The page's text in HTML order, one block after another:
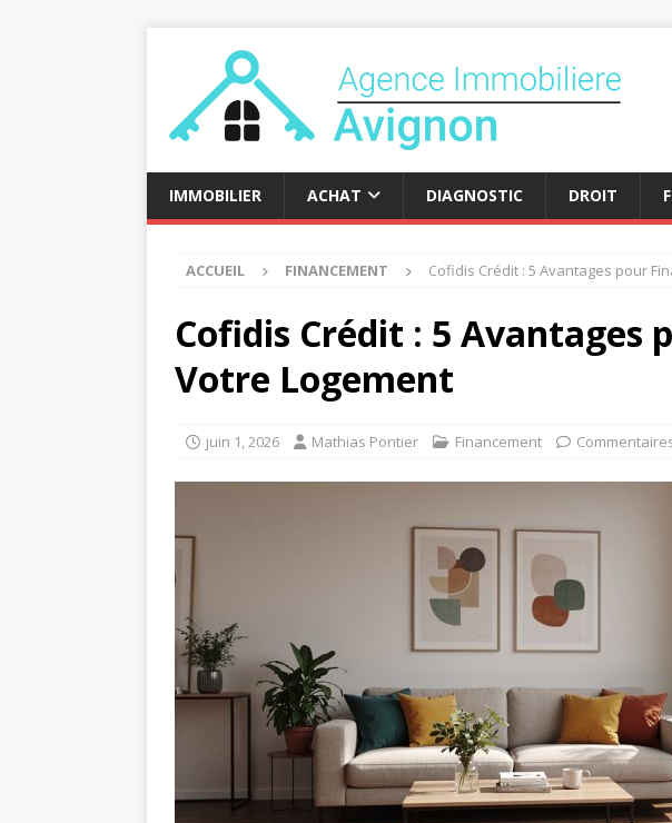
IMMOBILIER ACHAT DIAGNOSTIC DROIT
ACCUEIL FINANCEMENT Cofidis Crédit : 5 Avantages pour
Cofidis Crédit : 5 Avantages
Votre Logement
juin 1, 2026 Mathias Pontier Financement